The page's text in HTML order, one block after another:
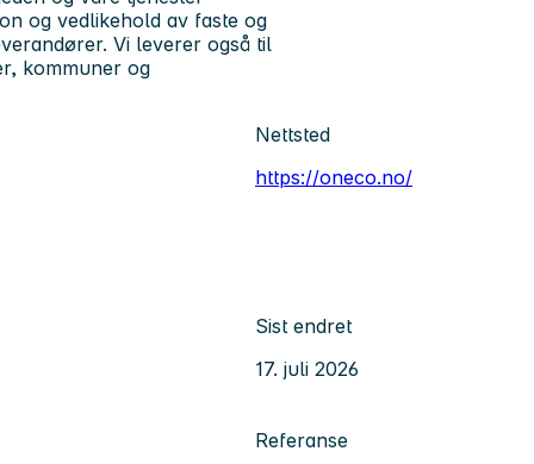
og vedlikehold av faste og
Vi leverer også til
kommuner og
Nettsted
https://oneco.no/
Sist endret
17. juli 2026
Referanse